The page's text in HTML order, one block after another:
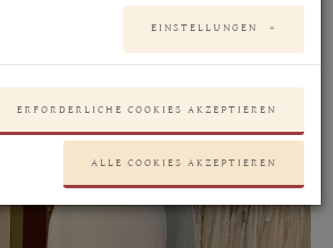
EINSTELLUNGEN
ERFORDERLICHE COOKIES AKZEPTIEREN
ALLE COOKIES AKZEPTIEREN